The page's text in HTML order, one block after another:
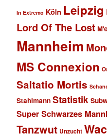
In Extremo Köln Leipzig
Lord Of The Lost
Mannheim
MS Connexion
Saltatio Mortis
Stahlmann Statistik
Super Schwarzes
Tanzwut Unzucht